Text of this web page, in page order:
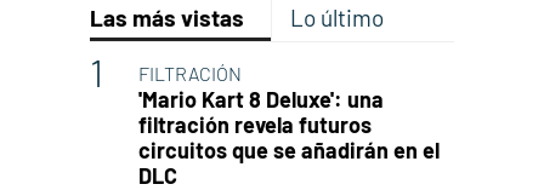
Las más vistas Lo último
FILTRACIÓN
'Mario Kart 8 Deluxe': una
filtración revela futuros
circuitos que se añadirán en el
DLC